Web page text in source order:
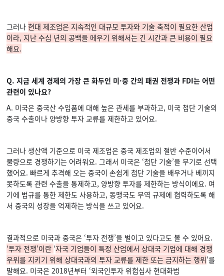
그러나 현대 제조업은 지속적인 대규모 투자와 기술 축적이 필요한 산업
이라, 지난 수십 년의 공백을 메우기 위해서는 긴 시간과 큰 비용이 필요
해요.
Q. 지금 세계 경제의 가장 큰 화두인 미·중 간의 패권 전쟁과 FDI는 어떤
관련이 있나요?
A. 미국은 중국산 수입품에 대해 높은 관세를 부과하고, 미국 첨단 기술의
중국 수출이나 양방향 투자 교류를 제한하고 있어요.
그러나 생산액 기준으로 미국 제조업은 중국 제조업의 절반 수준이어서
물량으로 경쟁하기는 어려워요. 그래서 미국은 ‘첨단 기술’을 무기로 선택
했어요. 빠르게 추격해 오는 중국이 손쉽게 첨단 기술을 배우거나 베끼지
못하도록 관련 수출을 통제하고, 양방향 투자를 제한하는 방식이에요. 여
기에 법규를 통한 제한도 사용하고, 동맹국도 무역 규제에 협력하도록 해
서 중국의 성장을 억제하는 방식을 쓰고 있어요.
결과적으로 미국과 중국은 ‘투자 전쟁’을 벌이고 있다고도 볼 수 있어요.
‘투자 전쟁’이란 ‘자국 기업들이 특정 산업에서 상대국 기업에 대해 경쟁
우위를 지키기 위해 상대국과의 투자 교류를 제한 또는 금지하는 행위’를
말해요. 미국은 2018년부터 ‘외국인투자 위험심사 현대화법